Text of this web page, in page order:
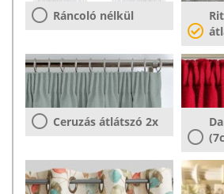
Ráncoló nélkül
Ceruzás átlátszó 2x